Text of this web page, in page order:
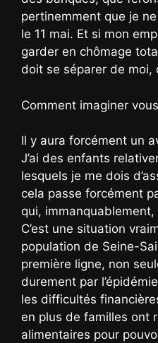
pertinemment que je
le 11 mai. Et si mon
garder en chômage
doit se séparer de moi,
Comment imaginer vous
Il y aura forcément un
J’ai des enfants
lesquels je me dois
cela passe forcément
qui,
C’est une situation
population de Seine-
première ligne, non
durement par
les difficultés
en plus de familles ont
alimentaires pour